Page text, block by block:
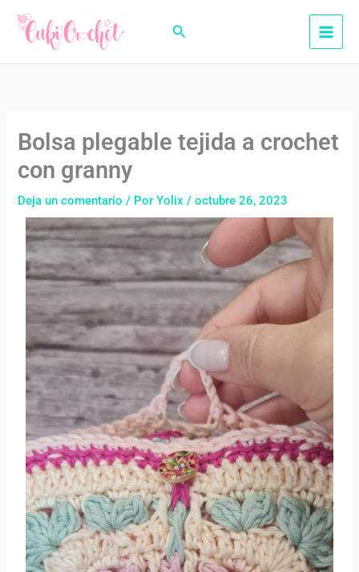
contenido
Buscar
Bolsa plegable tejida a crochet
con granny
Deja un comentario / PorYolix/octubre 26, 2023